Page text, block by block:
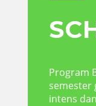
Program
semester
intens